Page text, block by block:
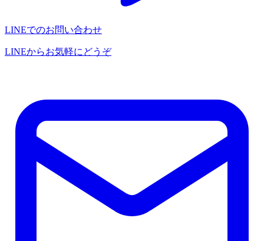
LINEでのお問い合わせ
LINEからお気軽にどうぞ